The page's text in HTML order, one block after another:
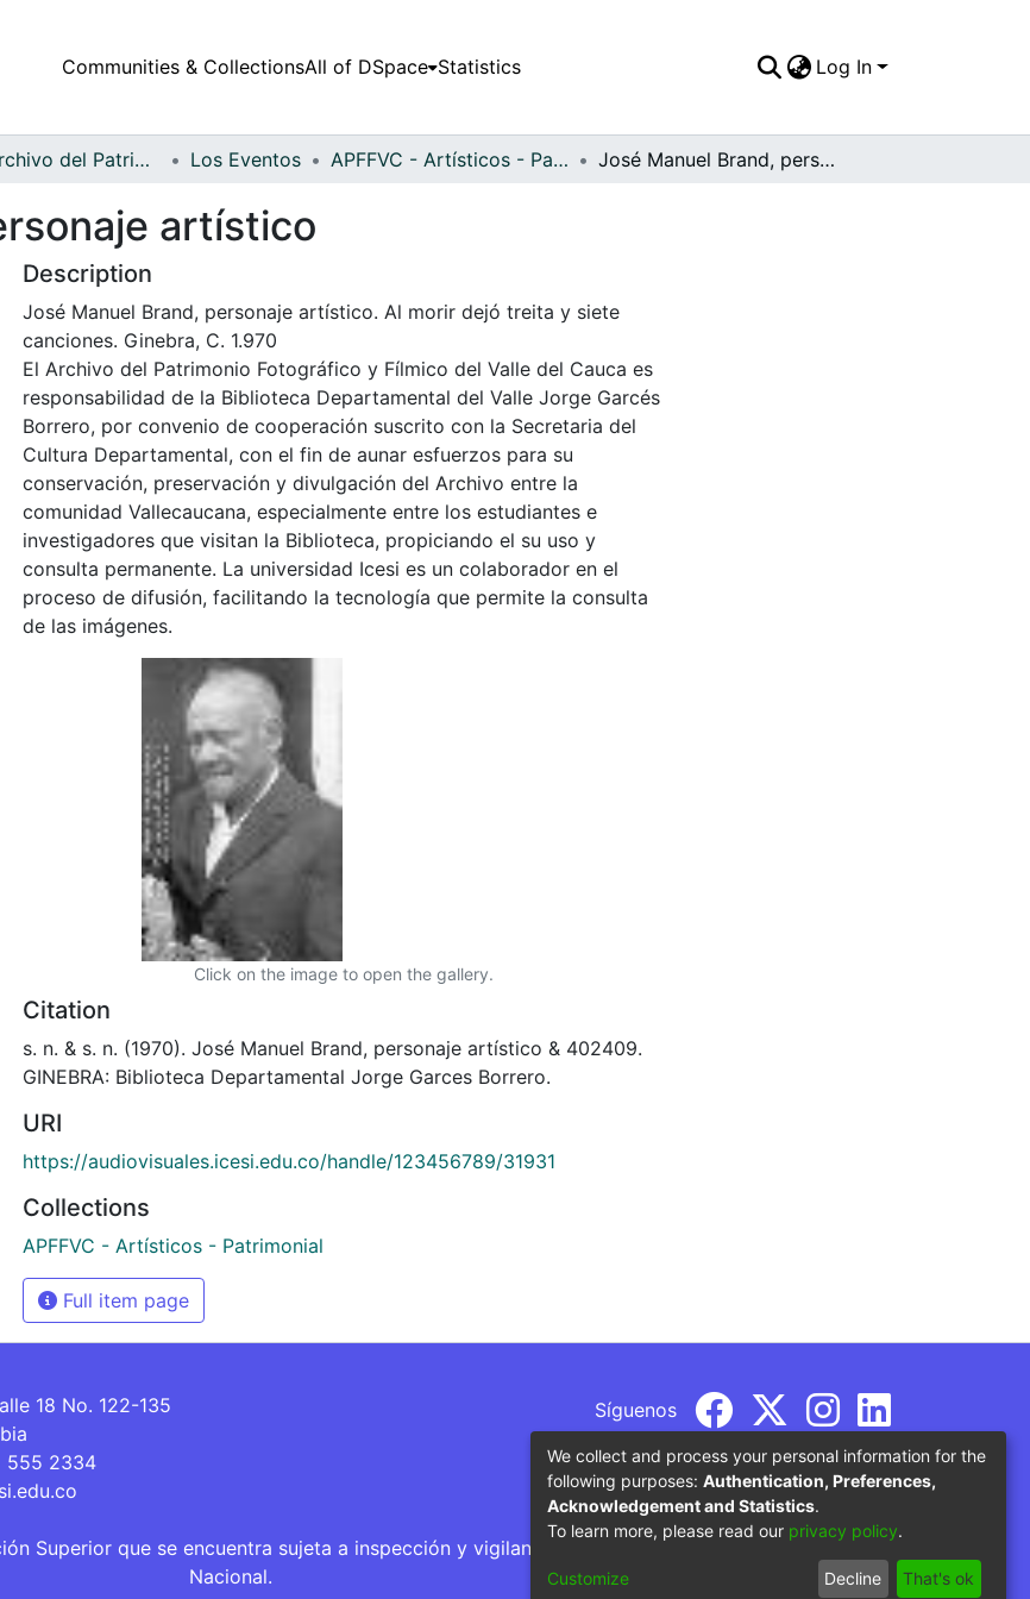
Communities & CollectionsAll of DSpace Statistics Log In
Fondo Archivo del Patrimonio Fotográfico y Fílmico del Valle del Cauca Los Eventos APFFVC - Artísticos - Patrimonial José Manuel Brand, personaje artístico
artístico
Description
José Manuel Brand, personaje artístico. Al morir dejó treita y siete
canciones. Ginebra, C. 1.970
El Archivo del Patrimonio Fotográfico y Fílmico del Valle del Cauca es
responsabilidad de la Biblioteca Departamental del Valle Jorge Garcés
Borrero, por convenio de cooperación suscrito con la Secretaria del
Cultura Departamental, con el fin de aunar esfuerzos para su
conservación, preservación y divulgación del Archivo entre la
comunidad Vallecaucana, especialmente entre los estudiantes e
investigadores que visitan la Biblioteca, propiciando el su uso y
consulta permanente. La universidad Icesi es un colaborador en el
proceso de difusión, facilitando la tecnología que permite la consulta
de las imágenes.
Click on the image to open the gallery.
Citation
s. n. & s. n. (1970). José Manuel Brand, personaje artístico & 402409.
GINEBRA: Biblioteca Departamental Jorge Garces Borrero.
URI
https://audiovisuales.icesi.edu.co/handle/123456789/31931
Collections
APFFVC - Artísticos - Patrimonial
Full item page
18 No. 122-135
555 2334
Síguenos
Superior que se encuentra sujeta a inspección y vigilancia por parte del Ministerio de Educación
Nacional.
We collect and process your personal information for the
following purposes: Authentication, Preferences,
Acknowledgement and Statistics.
To learn more, please read our privacy policy.
Customize Decline That's ok